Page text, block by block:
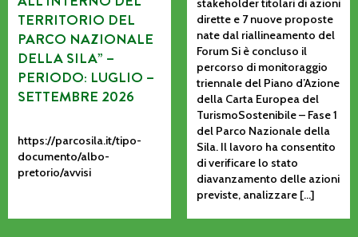
TERRITORIO DEL
PARCO NAZIONALE
DELLA SILA” –
PERIODO: LUGLIO –
SETTEMBRE 2026
https://parcosila.it/tipo-
documento/albo-
pretorio/avvisi
stakeholder titolari di azioni
dirette e 7 nuove proposte
nate dal riallineamento del
Forum Si è concluso il
percorso di monitoraggio
triennale del Piano d’Azione
della Carta Europea del
TurismoSostenibile – Fase 1
del Parco Nazionale della
Sila. Il lavoro ha consentito
di verificare lo stato
diavanzamento delle azioni
previste, analizzare […]